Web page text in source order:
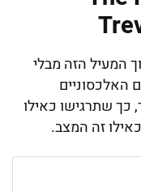
המעיל הזה מבלי
האלכסוניים
כך שתרגישו כאילו
זה המצב.